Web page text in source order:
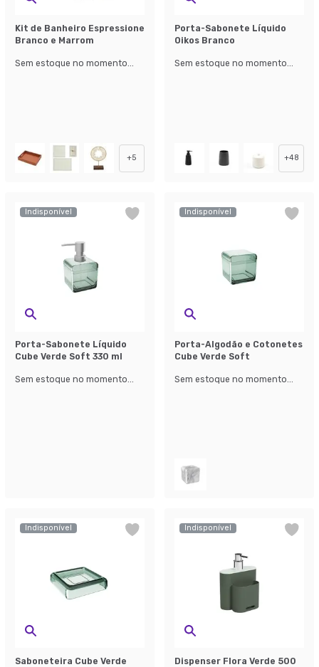
Kit de Banheiro Espressione
Branco e Marrom
Sem estoque no momento...
+5
Porta-Sabonete Líquido
Oikos Branco
Sem estoque no momento...
+48
Indisponível
Porta-Sabonete Líquido
Cube Verde Soft 330 ml
Sem estoque no momento...
Indisponível
Porta-Algodão e Cotonetes
Cube Verde Soft
Sem estoque no momento...
Indisponível
Saboneteira Cube Verde
Indisponível
Dispenser Flora Verde 500